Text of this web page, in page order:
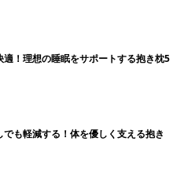
適！理想の睡眠をサポートする抱き枕5
も軽減する！体を優しく支える抱き